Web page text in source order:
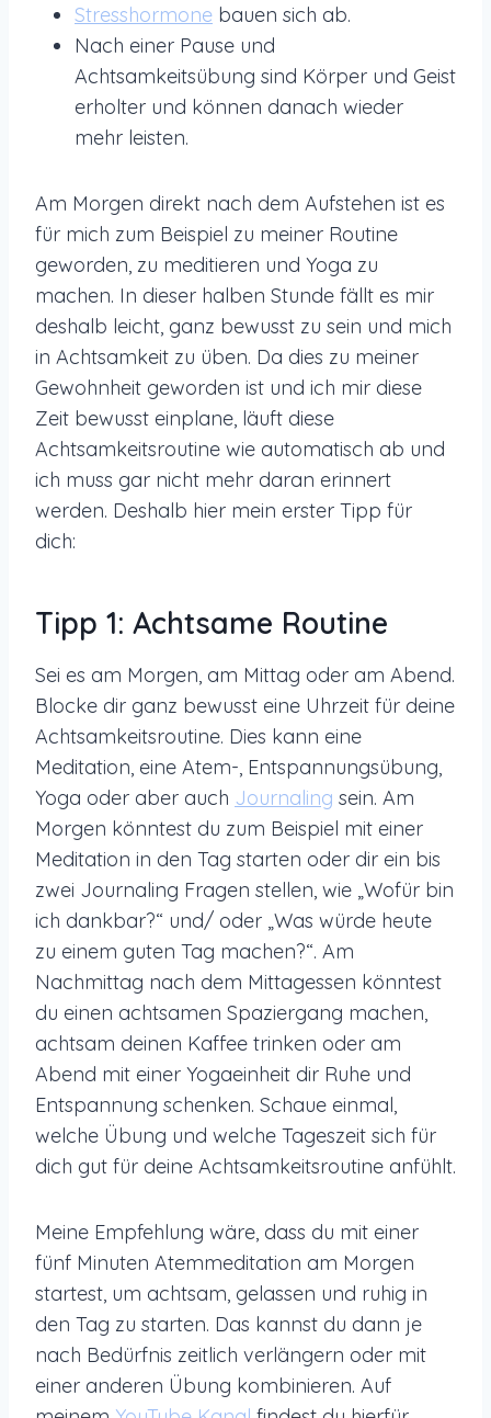
Stresshormone bauen sich ab.
Nach einer Pause und
Achtsamkeitsübung sind Körper und Geist
erholter und können danach wieder
mehr leisten.
Am Morgen direkt nach dem Aufstehen ist es
für mich zum Beispiel zu meiner Routine
geworden, zu meditieren und Yoga zu
machen. In dieser halben Stunde fällt es mir
deshalb leicht, ganz bewusst zu sein und mich
in Achtsamkeit zu üben. Da dies zu meiner
Gewohnheit geworden ist und ich mir diese
Zeit bewusst einplane, läuft diese
Achtsamkeitsroutine wie automatisch ab und
ich muss gar nicht mehr daran erinnert
werden. Deshalb hier mein erster Tipp für
dich:
Tipp 1: Achtsame Routine
Sei es am Morgen, am Mittag oder am Abend.
Blocke dir ganz bewusst eine Uhrzeit für deine
Achtsamkeitsroutine. Dies kann eine
Meditation, eine Atem-, Entspannungsübung,
Yoga oder aber auch Journaling sein. Am
Morgen könntest du zum Beispiel mit einer
Meditation in den Tag starten oder dir ein bis
zwei Journaling Fragen stellen, wie „Wofür bin
ich dankbar?“ und/ oder „Was würde heute
zu einem guten Tag machen?“. Am
Nachmittag nach dem Mittagessen könntest
du einen achtsamen Spaziergang machen,
achtsam deinen Kaffee trinken oder am
Abend mit einer Yogaeinheit dir Ruhe und
Entspannung schenken. Schaue einmal,
welche Übung und welche Tageszeit sich für
dich gut für deine Achtsamkeitsroutine anfühlt.
Meine Empfehlung wäre, dass du mit einer
fünf Minuten Atemmeditation am Morgen
startest, um achtsam, gelassen und ruhig in
den Tag zu starten. Das kannst du dann je
nach Bedürfnis zeitlich verlängern oder mit
einer anderen Übung kombinieren. Auf